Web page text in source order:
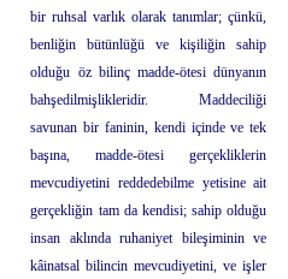
bir ruhsal varlık olarak tanımlar; çünkü,
benliğin bütünlüğü ve kişiliğin sahip
olduğu öz bilinç madde-ötesi dünyanın
bahşedilmişlikleridir. Maddeciliği
savunan bir faninin, kendi içinde ve tek
başına, madde-ötesi gerçekliklerin
mevcudiyetini reddedebilme yetisine ait
gerçekliğin tam da kendisi; sahip olduğu
insan aklında ruhaniyet bileşiminin ve
kâinatsal bilincin mevcudiyetini, ve işler